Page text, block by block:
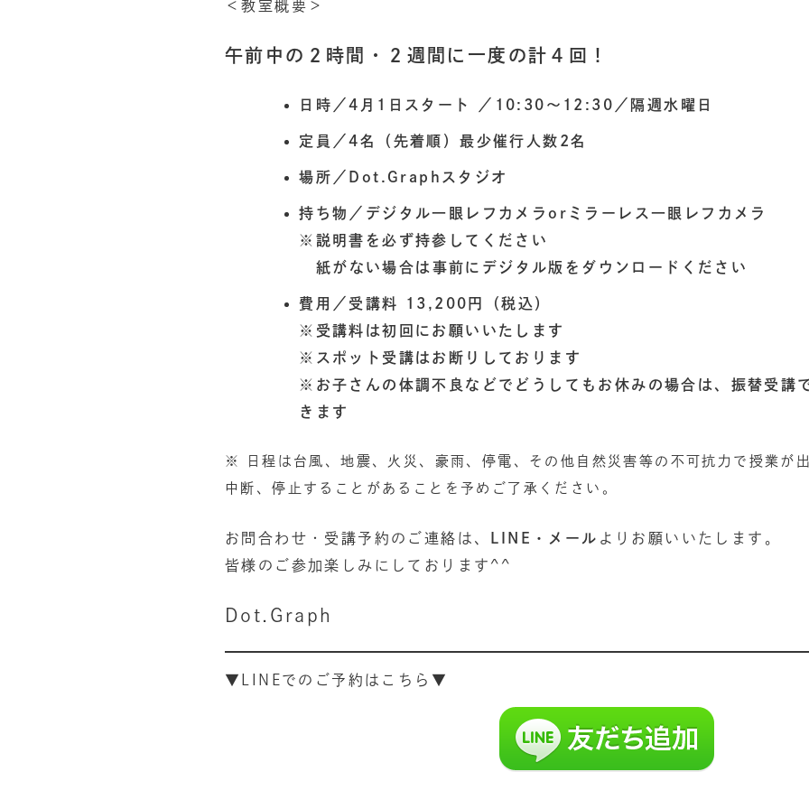
＜教室概要＞
午前中の２時間・２週間に一度の計４回！
日時／4月1日スタート ／10:30〜12:30／隔週水曜日
定員／4名（先着順）最少催行人数2名
場所／Dot.Graphスタジオ
持ち物／デジタル一眼レフカメラorミラーレス一眼レフカメラ
※説明書を必ず持参してください
紙がない場合は事前にデジタル版をダウンロードください
費用／受講料 13,200円（税込）
※受講料は初回にお願いいたします
※スポット受講はお断りしております
※お子さんの体調不良などでどうしてもお休みの場合は、振替受講
きます
※ 日程は台風、地震、火災、豪雨、停電、その他自然災害等の不可抗力で授業が
中断、停止することがあることを予めご了承ください。
お問合わせ・受講予約のご連絡は、 LINE・メール よりお願いいたします。
皆様のご参加楽しみにしております^^
Dot.Graph
▼LINEでのご予約はこちら▼